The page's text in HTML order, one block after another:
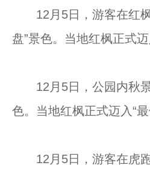
12月5日，游客在红枫
盘”景色。当地红枫正式
12月5日，公园内秋景
色。当地红枫正式迈入“
12月5日，游客在虎跑